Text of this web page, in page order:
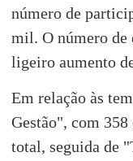
número de
mil. O número de
ligeiro aumento
Em relação às
Gestão", com 358
total, seguida de